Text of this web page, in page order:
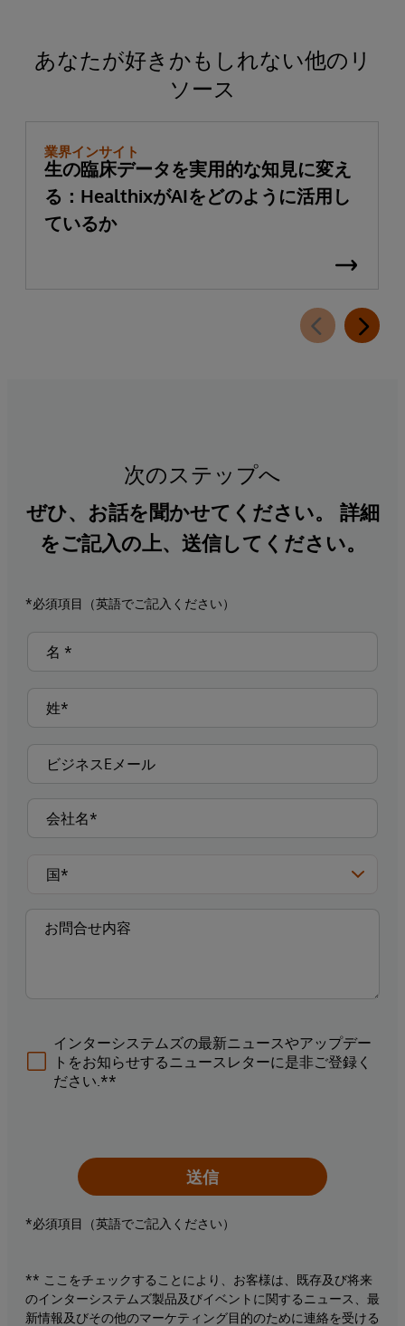
あなたが好きかもしれない他のリ
ソース
業界インサイト
生の臨床データを実用的な知見に変え
る：HealthixがAIをどのように活用し
ているか
次のステップへ
ぜひ、お話を聞かせてください。 詳細
をご記入の上、送信してください。
*必須項目（英語でご記入ください）
インターシステムズの最新ニュースやアップデー
トをお知らせするニュースレターに是非ご登録く
ださい.**
送信
*必須項目（英語でご記入ください）
** ここをチェックすることにより、お客様は、既存及び将来
のインターシステムズ製品及びイベントに関するニュース、最
新情報及びその他のマーケティング目的のために連絡を受ける